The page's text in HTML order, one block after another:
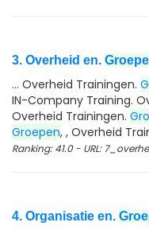
3. Overheid en.
... Overheid Trainingen.
IN-Company Training.
Overheid Trainingen.
Groepen, , Overheid
Ranking: 41.0 - URL:
4. Organisatie en.